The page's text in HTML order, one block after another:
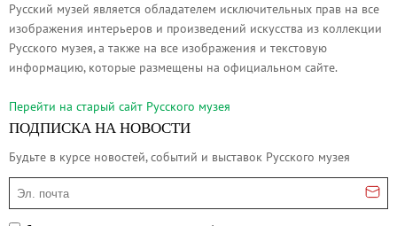
Русское искусство первой половины
Древнерусское искусство ХII—XVII
Русское искусство XVIII века
Русское искусство второй половины
Русское народное искусство XVII-XXI
Будущие выставки
Выездные выставки
Садко
Русский музей является обладателем исключительных прав на все
изображения интерьеров и произведений искусства из коллекции
Русского музея, а также на все изображения и текстовую
информацию, которые размещены на официальном сайте.
Перейти на cтарый сайт Русского музея
ПОДПИСКА НА НОВОСТИ
Будьте в курсе новостей, событий и выставок Русского музея
Эл. почта